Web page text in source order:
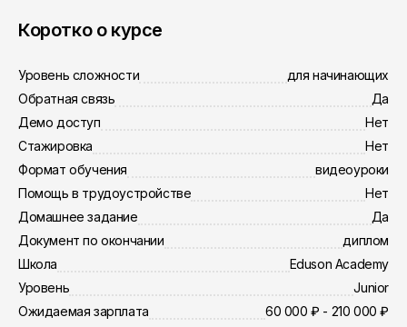
Коротко о курсе
Уровень сложности
для начинающих
Обратная связь
Да
Демо доступ
Нет
Стажировка
Нет
Формат обучения
видеоуроки
Помощь в трудоустройстве
Нет
Домашнее задание
Да
Документ по окончании
диплом
Школа
Eduson Academy
Уровень
Junior
Ожидаемая зарплата
60 000 ₽ - 210 000 ₽